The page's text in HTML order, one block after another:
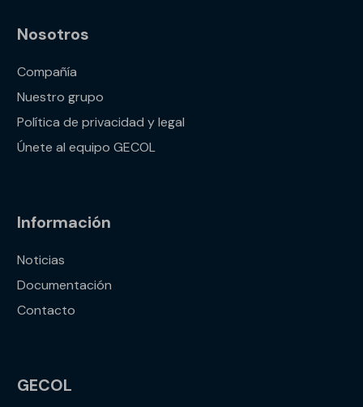
Nosotros
Compañía
Nuestro grupo
Política de privacidad y legal
Únete al equipo GECOL
Información
Noticias
Documentación
Contacto
GECOL